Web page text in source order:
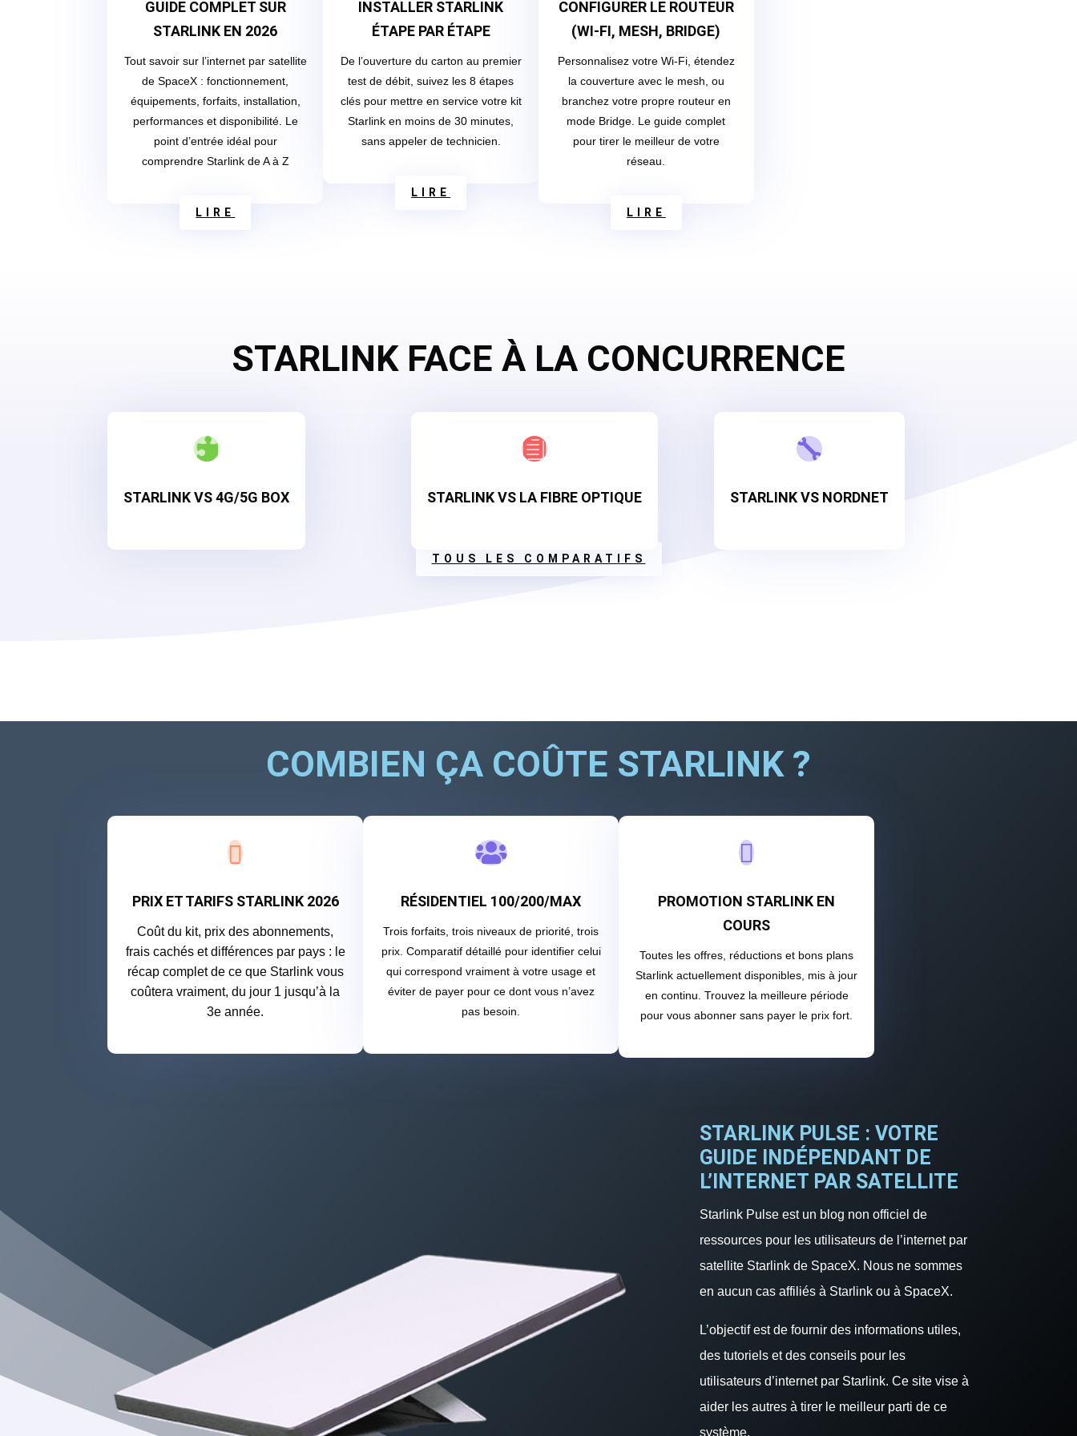
GUIDE COMPLET SUR
STARLINK EN 2026
Tout savoir sur l’internet par satellite
de SpaceX : fonctionnement,
équipements, forfaits, installation,
performances et disponibilité. Le
point d’entrée idéal pour
comprendre Starlink de A à Z
LIRE
INSTALLER STARLINK
ÉTAPE PAR ÉTAPE
De l’ouverture du carton au premier
test de débit, suivez les 8 étapes
clés pour mettre en service votre kit
Starlink en moins de 30 minutes,
sans appeler de technicien.
LIRE
CONFIGURER LE ROUTEUR
(WI-FI, MESH, BRIDGE)
Personnalisez votre Wi-Fi, étendez
la couverture avec le mesh, ou
branchez votre propre routeur en
mode Bridge. Le guide complet
pour tirer le meilleur de votre
réseau.
LIRE
STARLINK FACE À LA CONCURRENCE

STARLINK VS 4G/5G BOX

STARLINK VS LA FIBRE OPTIQUE

STARLINK VS NORDNET
TOUS LES COMPARATIFS
COMBIEN ÇA COÛTE STARLINK ?

PRIX ET TARIFS STARLINK 2026
Coût du kit, prix des abonnements,
frais cachés et différences par pays : le
récap complet de ce que Starlink vous
coûtera vraiment, du jour 1 jusqu’à la
3e année.

RÉSIDENTIEL 100/200/MAX
Trois forfaits, trois niveaux de priorité, trois
prix. Comparatif détaillé pour identifier celui
qui correspond vraiment à votre usage et
éviter de payer pour ce dont vous n’avez
pas besoin.

PROMOTION STARLINK EN
COURS
Toutes les offres, réductions et bons plans
Starlink actuellement disponibles, mis à jour
en continu. Trouvez la meilleure période
pour vous abonner sans payer le prix fort.
STARLINK PULSE : VOTRE
GUIDE INDÉPENDANT DE
L’INTERNET PAR SATELLITE
Starlink Pulse est un blog non officiel de
ressources pour les utilisateurs de l’internet par
satellite Starlink de SpaceX. Nous ne sommes
en aucun cas affiliés à Starlink ou à SpaceX.
L’objectif est de fournir des informations utiles,
des tutoriels et des conseils pour les
utilisateurs d’internet par Starlink. Ce site vise à
aider les autres à tirer le meilleur parti de ce
système.